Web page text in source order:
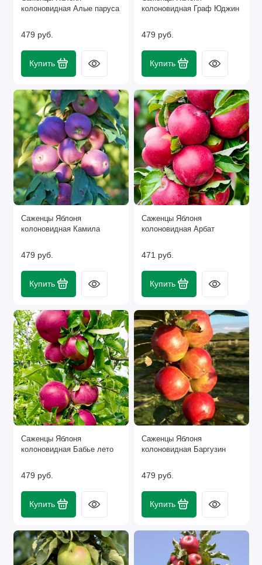
Показать всеколоновидная Алые паруса
479 руб.
Купить
колоновидная Граф Юджин
479 руб.
Купить
Саженцы Яблоня
колоновидная Камила
479 руб.
Купить
Саженцы Яблоня
колоновидная Арбат
471 руб.
Купить
Саженцы Яблоня
колоновидная Бабье лето
479 руб.
Купить
Саженцы Яблоня
колоновидная Баргузин
479 руб.
Купить